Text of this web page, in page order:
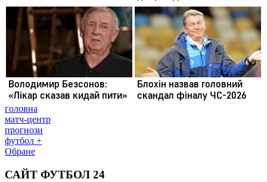
головна
матч-центр
прогнози
футбол +
Обране
САЙТ ФУТБОЛ 24